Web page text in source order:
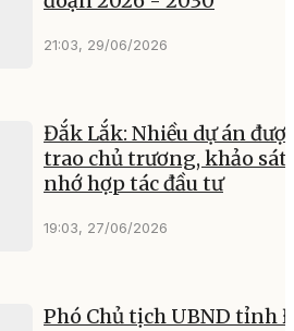
21:03, 29/06/2026
Đắk Lắk: Nhiều dự án
trao chủ trương, khảo
nhớ hợp tác đầu tư
19:03, 27/06/2026
Phó Chủ tịch UBND tỉnh